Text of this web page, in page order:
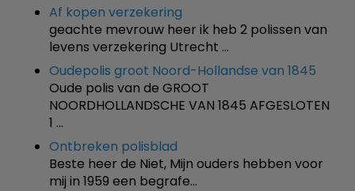
Af kopen verzekering
geachte mevrouw heer ik heb 2 polissen van
levens verzekering Utrecht …
Oudepolis groot Noord-Hollandse van 1845
Oude polis van de GROOT
NOORDHOLLANDSCHE VAN 1845 AFGESLOTEN
1 …
Ontbreken polisblad
Beste heer de Niet, Mijn ouders hebben voor
mij in 1959 een begrafe…